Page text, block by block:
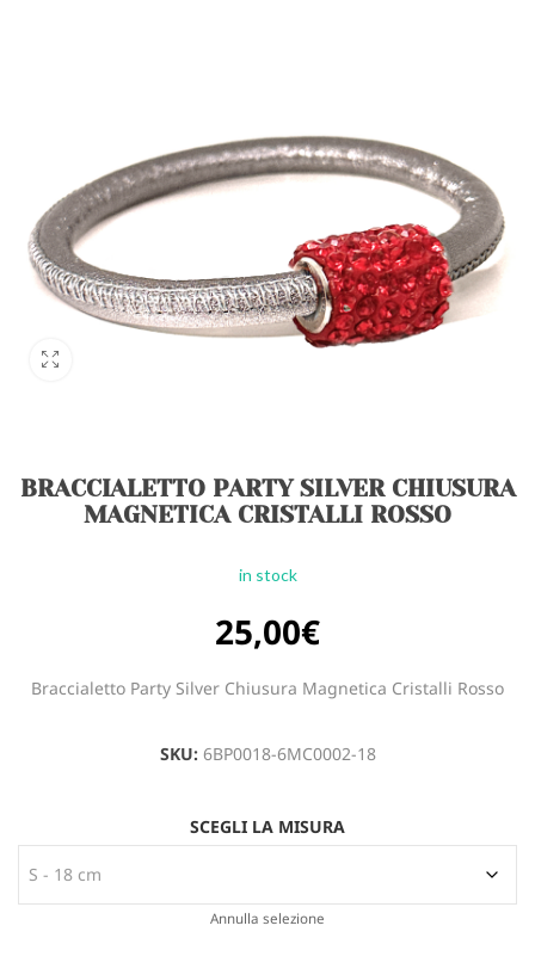
BRACCIALETTO PARTY SILVER CHIUSURA
MAGNETICA CRISTALLI ROSSO
in stock
25,00€
Braccialetto Party Silver Chiusura Magnetica Cristalli Rosso
SKU: 6BP0018-6MC0002-18
SCEGLI LA MISURA
Annulla selezione